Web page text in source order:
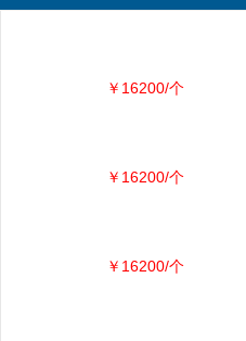
￥16200/个
￥16200/个
￥16200/个